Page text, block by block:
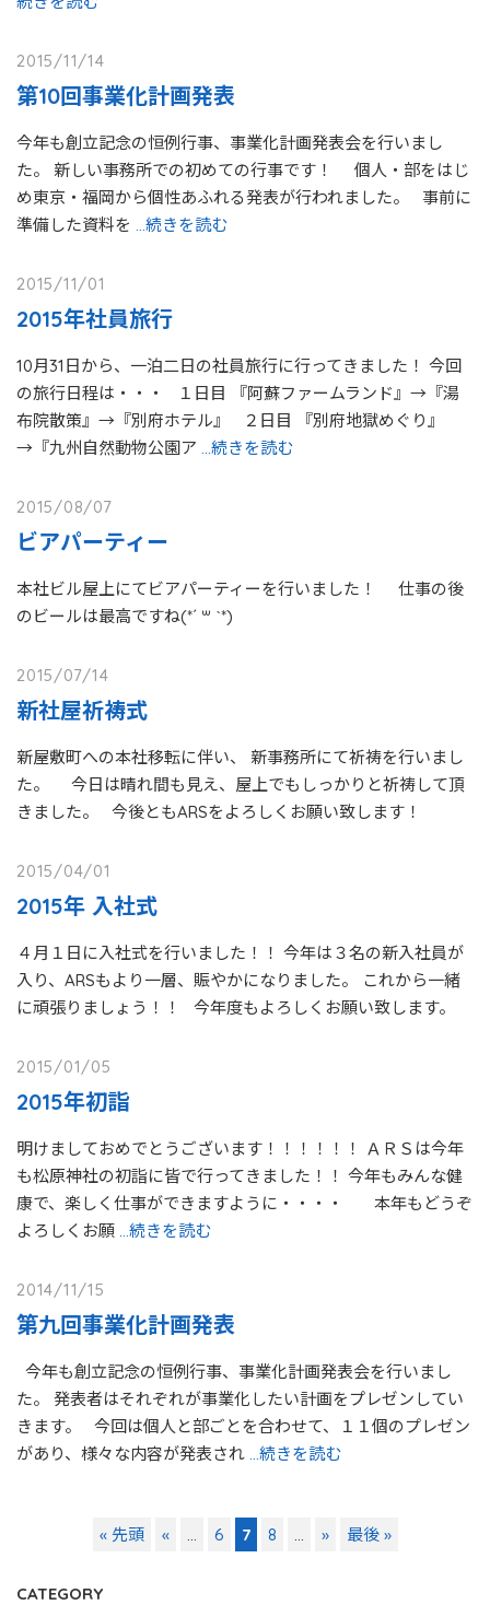
2015/11/14
第10回事業化計画発表
今年も創立記念の恒例行事、事業化計画発表会を行いまし
た。 新しい事務所での初めての行事です！ 個人・部をはじ
め東京・福岡から個性あふれる発表が行われました。 事前に
準備した資料を …続きを読む
2015/11/01
2015年社員旅行
10月31日から、一泊二日の社員旅行に行ってきました！ 今回
の旅行日程は・・・ １日目 『阿蘇ファームランド』→『湯
布院散策』→『別府ホテル』 ２日目 『別府地獄めぐり』
→『九州自然動物公園ア …続きを読む
2015/08/07
ビアパーティー
本社ビル屋上にてビアパーティーを行いました！ 仕事の後
のビールは最高ですね(*´ ꒳ `*)
2015/07/14
新社屋祈祷式
新屋敷町への本社移転に伴い、 新事務所にて祈祷を行いまし
た。 今日は晴れ間も見え、屋上でもしっかりと祈祷して頂
きました。 今後ともARSをよろしくお願い致します！
2015/04/01
2015年 入社式
４月１日に入社式を行いました！！ 今年は３名の新入社員が
入り、ARSもより一層、賑やかになりました。 これから一緒
に頑張りましょう！！ 今年度もよろしくお願い致します。
2015/01/05
2015年初詣
明けましておめでとうございます！！！！！！ ＡＲＳは今年
も松原神社の初詣に皆で行ってきました！！ 今年もみんな健
康で、楽しく仕事ができますように・・・・ 本年もどうぞ
よろしくお願 …続きを読む
2014/11/15
第九回事業化計画発表
今年も創立記念の恒例行事、事業化計画発表会を行いまし
た。 発表者はそれぞれが事業化したい計画をプレゼンしてい
きます。 今回は個人と部ごとを合わせて、１１個のプレゼン
があり、様々な内容が発表され …続きを読む
« 先頭 « ... 6 7 8 ... » 最後 »
CATEGORY